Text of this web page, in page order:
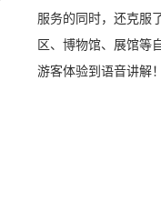
服务的同时，还克服
区、博物馆、展馆等
游客体验到语音讲解！